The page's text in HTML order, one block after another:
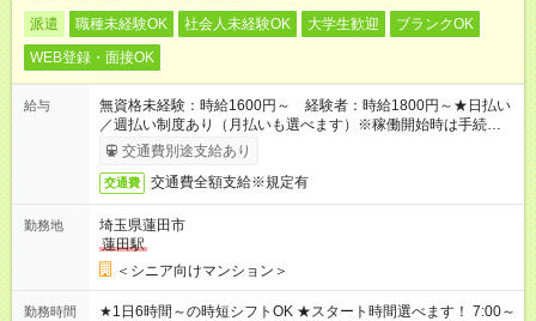
派遣 職種未経験OK 社会人未経験OK 大学生歓迎
ブランクOK
WEB登録・面接OK
給与
無資格未経験：時給1600円～ 経験者：時給1800円～★日払い
／週払い制度あり（月払いも選べます）※稼働開始時は手続き完
了次第のお支払いとなります。
交通費別途支給あり
交通費 交通費全額支給※規定有
勤務地
埼玉県蓮田市
蓮田駅
＜シニア向けマンション＞
勤務時間
★1日6時間～の時短シフトOK ★スタート時間選べます！ 7:00～